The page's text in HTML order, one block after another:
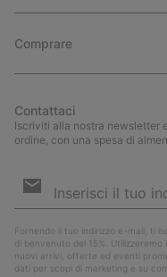
Comprare
Contattaci
Iscriviti alla nostra newsletter
ordine, con una spesa di
e-
Fornendo il tuo indirizzo e-mail, ti
di benvenuto del 15%.
nuovi arrivi, offerte ed eventi
dati per scopi di marketing e su